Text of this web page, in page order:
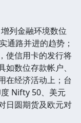
列金融环境数位
通路并进的趋势；
使信用卡的发行将
数位存款帐户、
在经济活动上；台
Nifty 50、美元
日圆期货及欧元对